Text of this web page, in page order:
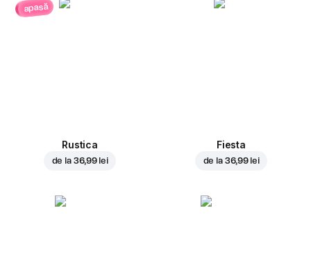
apasă
Rustica
de la 36,99 lei
Fiesta
de la 36,99 lei